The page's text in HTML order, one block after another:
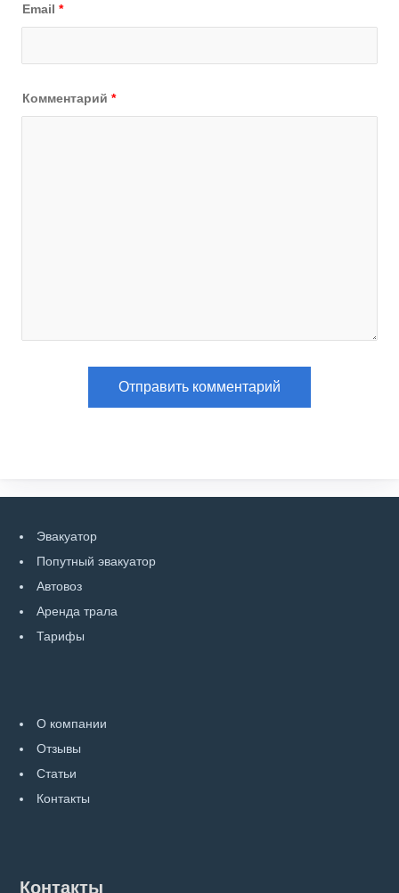
Email *
Комментарий *
Эвакуатор
Попутный эвакуатор
Автовоз
Аренда трала
Тарифы
О компании
Отзывы
Статьи
Контакты
Контакты